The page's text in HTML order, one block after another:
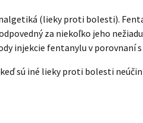
(lieky proti bolesti).
za niekoľko jeho
injekcie fentanylu v porovnaní
sú iné lieky proti bolesti